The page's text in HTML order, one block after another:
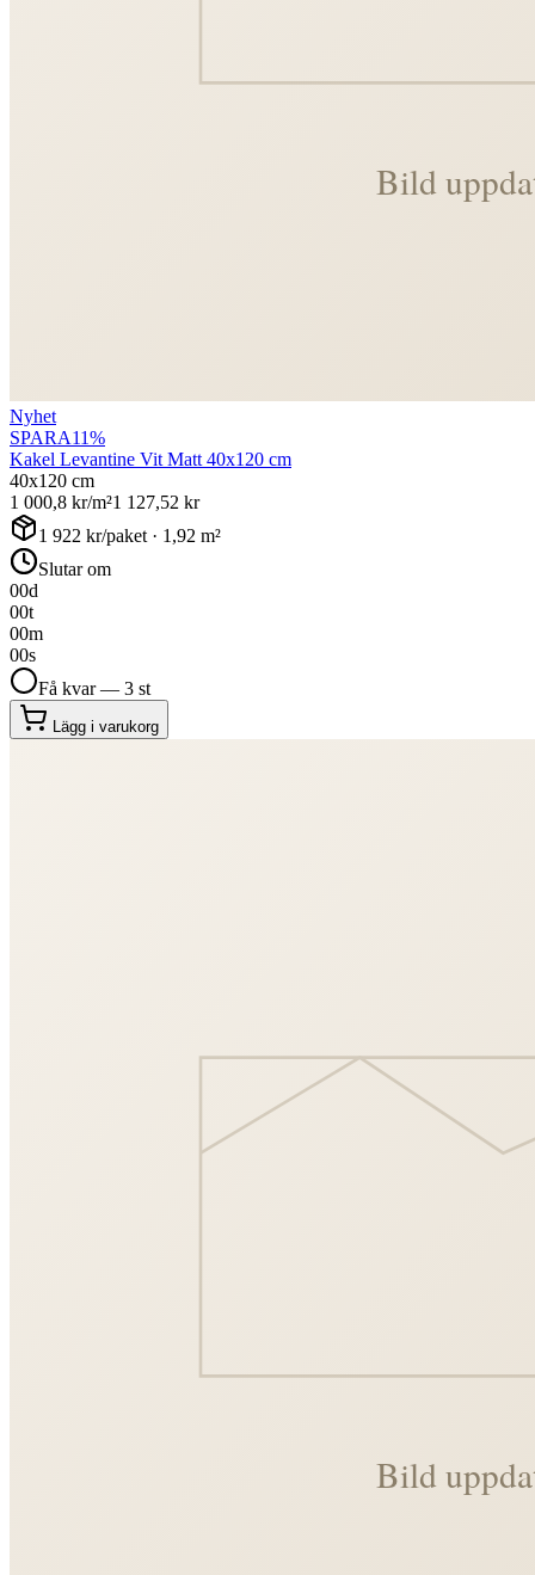
Nyhet
SPARA11%
Kakel Levantine Vit Matt 40x120 cm
40x120 cm
1 000,8 kr/m²1 127,52 kr
1 922 kr/paket · 1,92 m²
Slutar om
00d
00t
00m
00s
Få kvar — 3 st
Lägg i varukorg